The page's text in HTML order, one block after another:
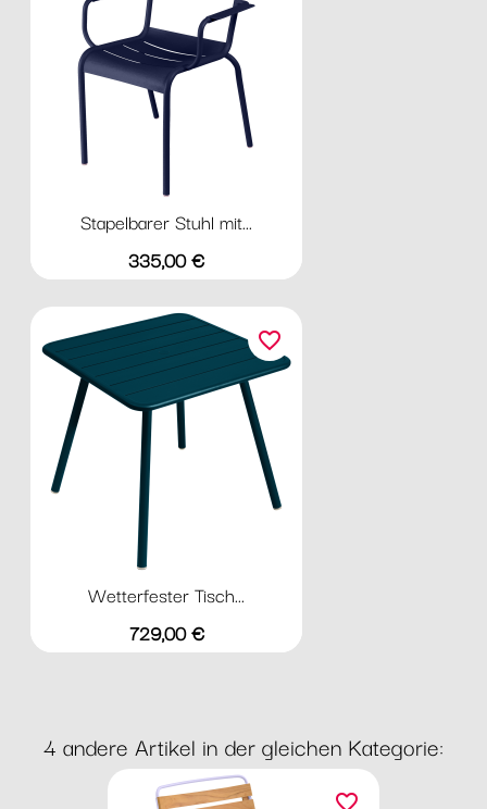
Stapelbarer Stuhl mit...
Preis
335,00 €
Wetterfester Tisch...
Preis
729,00 €
favorite_border
4 andere Artikel in der gleichen Kategorie:
favorite_border